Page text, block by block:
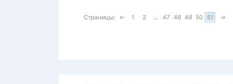
Страницы: ← 1 2 ... 47 48 49 50 51 →